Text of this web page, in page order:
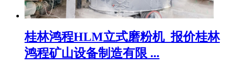
桂林鸿程HLM立式磨粉机_报价桂林
鸿程矿山设备制造有限 ...